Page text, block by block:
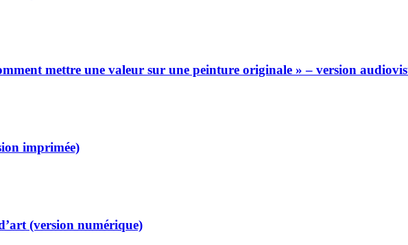
mettre une valeur sur une peinture originale » – version
imprimée)
(version numérique)